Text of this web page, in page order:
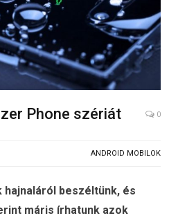
Phone szériát 0
ANDROID MOBILOK
beszéltünk, és
máris írhatunk azok